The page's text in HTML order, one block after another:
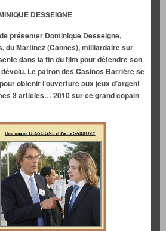
DESSEIGNE.
présenter Dominique Desseigne,
du Martinez (Cannes), milliardaire sur
dans la fin du film pour défendre son
Le patron des Casinos Barrière se
obtenir l’ouverture aux jeux d’argent
3 articles… 2010 sur ce grand copain